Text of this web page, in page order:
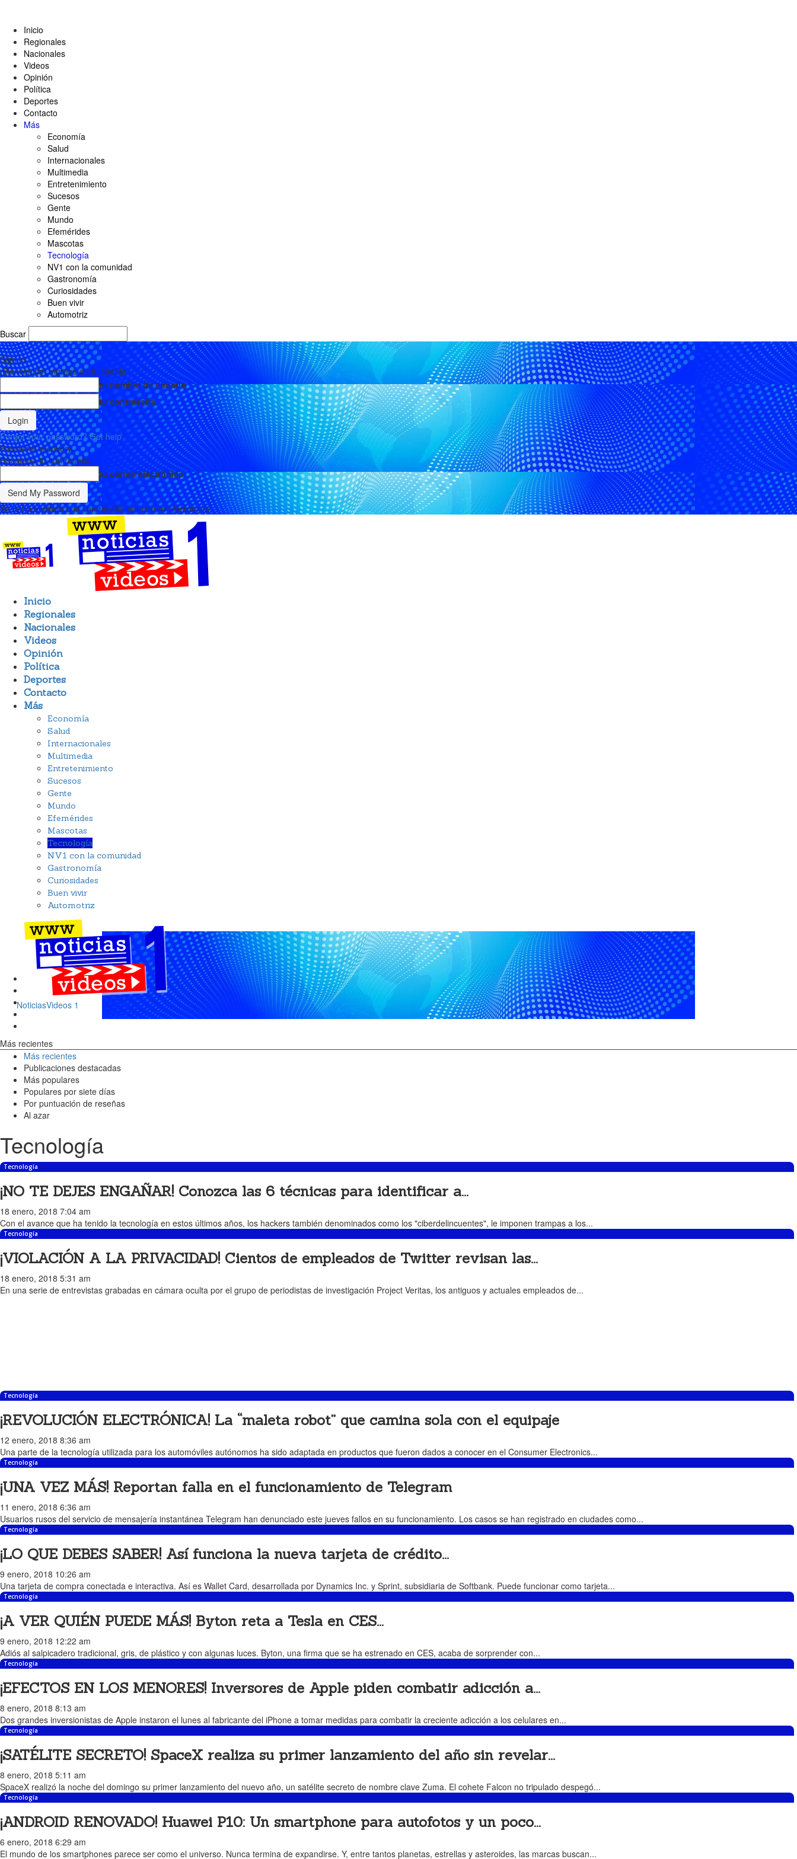
Inicio
Regionales
Nacionales
Videos
Opinión
Política
Deportes
Contacto
Más
Economía
Salud
Internacionales
Multimedia
Entretenimiento
Sucesos
Gente
Mundo
Efemérides
Mascotas
Tecnología
NV1 con la comunidad
Gastronomía
Curiosidades
Buen vivir
Automotriz
Buscar
Sign in
¡Bienvenido! Ingresa en tu cuenta
tu nombre de usuario
tu contraseña
Forgot your password? Get help
Password recovery
Recupera tu contraseña
tu correo electrónico
Se te ha enviado una contraseña por correo electrónico.
Inicio
Regionales
Nacionales
Videos
Opinión
Política
Deportes
Contacto
Más
Economía
Salud
Internacionales
Multimedia
Entretenimiento
Sucesos
Gente
Mundo
Efemérides
Mascotas
Tecnología
NV1 con la comunidad
Gastronomía
Curiosidades
Buen vivir
Automotriz
NoticiasVideos 1
Más recientes
Más recientes
Publicaciones destacadas
Más populares
Populares por siete días
Por puntuación de reseñas
Al azar
Tecnología
Tecnología
¡NO TE DEJES ENGAÑAR! Conozca las 6 técnicas para identificar a...
18 enero, 2018 7:04 am
Con el avance que ha tenido la tecnología en estos últimos años, los hackers también denominados como los "ciberdelincuentes", le imponen trampas a los...
Tecnología
¡VIOLACIÓN A LA PRIVACIDAD! Cientos de empleados de Twitter revisan las...
18 enero, 2018 5:31 am
En una serie de entrevistas grabadas en cámara oculta por el grupo de periodistas de investigación Project Veritas, los antiguos y actuales empleados de...
Tecnología
¡REVOLUCIÓN ELECTRÓNICA! La “maleta robot” que camina sola con el equipaje
12 enero, 2018 8:36 am
Una parte de la tecnología utilizada para los automóviles autónomos ha sido adaptada en productos que fueron dados a conocer en el Consumer Electronics...
Tecnología
¡UNA VEZ MÁS! Reportan falla en el funcionamiento de Telegram
11 enero, 2018 6:36 am
Usuarios rusos del servicio de mensajería instantánea Telegram han denunciado este jueves fallos en su funcionamiento. Los casos se han registrado en ciudades como...
Tecnología
¡LO QUE DEBES SABER! Así funciona la nueva tarjeta de crédito...
9 enero, 2018 10:26 am
Una tarjeta de compra conectada e interactiva. Así es Wallet Card, desarrollada por Dynamics Inc. y Sprint, subsidiaria de Softbank. Puede funcionar como tarjeta...
Tecnología
¡A VER QUIÉN PUEDE MÁS! Byton reta a Tesla en CES...
9 enero, 2018 12:22 am
Adiós al salpicadero tradicional, gris, de plástico y con algunas luces. Byton, una firma que se ha estrenado en CES, acaba de sorprender con...
Tecnología
¡EFECTOS EN LOS MENORES! Inversores de Apple piden combatir adicción a...
8 enero, 2018 8:13 am
Dos grandes inversionistas de Apple instaron el lunes al fabricante del iPhone a tomar medidas para combatir la creciente adicción a los celulares en...
Tecnología
¡SATÉLITE SECRETO! SpaceX realiza su primer lanzamiento del año sin revelar...
8 enero, 2018 5:11 am
SpaceX realizó la noche del domingo su primer lanzamiento del nuevo año, un satélite secreto de nombre clave Zuma. El cohete Falcon no tripulado despegó...
Tecnología
¡ANDROID RENOVADO! Huawei P10: Un smartphone para autofotos y un poco...
6 enero, 2018 6:29 am
El mundo de los smartphones parece ser como el universo. Nunca termina de expandirse. Y, entre tantos planetas, estrellas y asteroides, las marcas buscan...